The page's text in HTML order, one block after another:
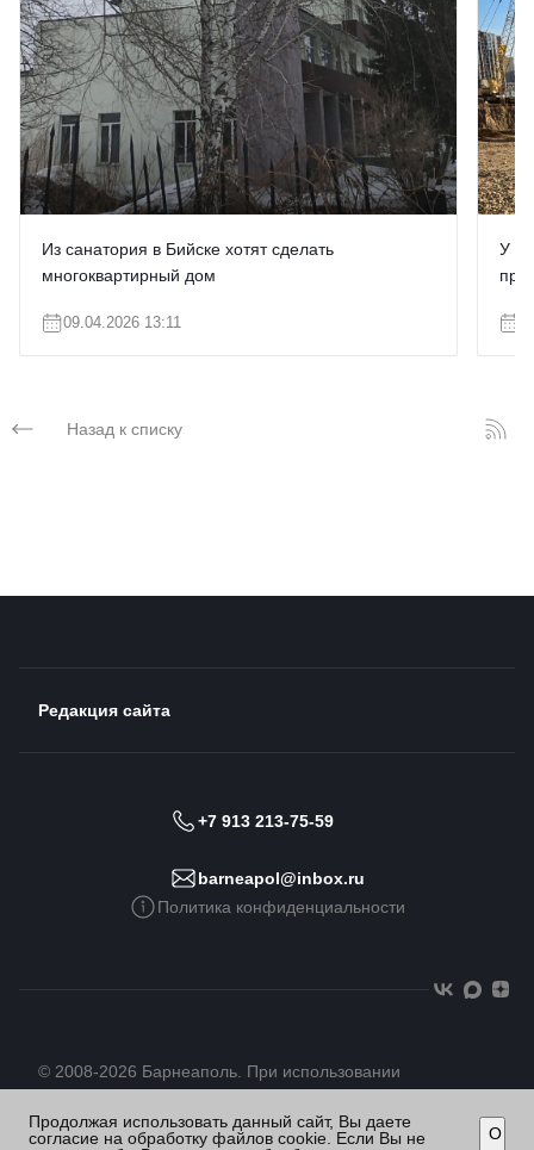
Из санатория в Бийске хотят сделать
многоквартирный дом
09.04.2026 13:11
У
Назад к списку
Редакция сайта
+7 913 213-75-59
barneapol@inbox.ru
Политика конфиденциальности
© 2008-2026 Барнеаполь. При использовании
Продолжая использовать данный сайт, Вы даете
согласие на обработку файлов cookie. Если Вы не
О